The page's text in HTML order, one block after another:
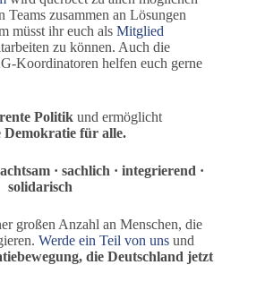
zusammen an Lösungen
müsst ihr euch als Mitglied
zu können. Auch die
Koordinatoren helfen euch gerne
Politik und ermöglicht
Demokratie für alle.
· sachlich · integrierend ·
solidarisch
großen Anzahl an Menschen, die
Werde ein Teil von uns und
die Deutschland jetzt